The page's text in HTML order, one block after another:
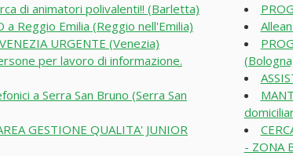
di animatori polivalenti!! (Barletta)
a Reggio Emilia (Reggio nell'Emilia)
URGENTE (Venezia)
per lavoro di informazione.
a Serra San Bruno (Serra San
GESTIONE QUALITA' JUNIOR
- ZONA